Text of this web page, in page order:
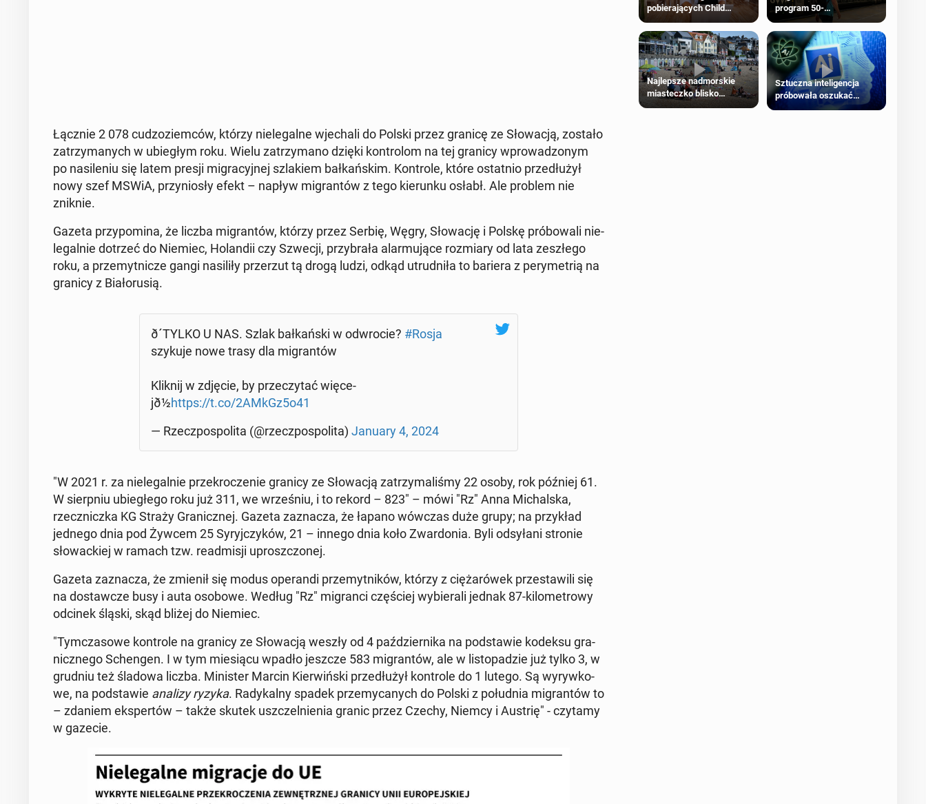
Łącznie 2 078 cu­dzo­ziem­ców, którzy nie­le­gal­ne wje­cha­li do Polski przez granicę ze Sło­wa­cją, zostało
za­trzy­ma­nych w ubie­głym roku. Wielu za­trzy­ma­no dzięki kon­tro­lom na tej granicy wpro­wa­dzo­nym
po na­si­le­niu się latem presji mi­gra­cyj­nej szla­kiem bał­kań­skim. Kon­tro­le, które ostat­nio prze­dłu­żył
nowy szef MSWiA, przy­nio­sły efekt – napływ mi­gran­tów z tego kie­run­ku osłabł. Ale problem nie
zniknie.
Gazeta przy­po­mi­na, że liczba mi­gran­tów, którzy przez Serbię, Węgry, Sło­wa­cję i Polskę pró­bo­wa­li nie­
le­gal­nie dotrzeć do Niemiec, Ho­lan­dii czy Szwecji, przy­bra­ła alar­mu­ją­ce roz­mia­ry od lata ze­szłe­go
roku, a prze­myt­ni­cze gangi na­si­li­ły prze­rzut tą drogą ludzi, odkąd utrud­ni­ła to bariera z pe­ry­me­trią na
granicy z Bia­ło­ru­sią.
ð´TYL­KO U NAS. Szlak bał­kań­ski w od­wro­cie? #Rosja
szykuje nowe trasy dla mi­gran­tów
Kliknij w zdjęcie, by prze­czy­tać wię­ce­
jð½https://t.co/2AMkGz5o41
— Rzecz­po­spo­li­ta (@rzecz­po­spo­li­ta) January 4, 2024
"W 2021 r. za nie­le­gal­nie prze­kro­cze­nie granicy ze Sło­wa­cją za­trzy­ma­li­śmy 22 osoby, rok później 61.
W sierp­niu ubie­głe­go roku już 311, we wrze­śniu, i to rekord – 823" – mówi "Rz" Anna Mi­chal­ska,
rzecz­nicz­ka KG Straży Gra­nicz­nej. Gazeta za­zna­cza, że łapano wówczas duże grupy; na przy­kład
jednego dnia pod Żywcem 25 Sy­ryj­czy­ków, 21 – innego dnia koło Zwar­do­nia. Byli od­sy­ła­ni stronie
sło­wac­kiej w ramach tzw. re­ad­mi­sji uprosz­czo­nej.
Gazeta za­zna­cza, że zmienił się modus ope­ran­di prze­myt­ni­ków, którzy z cię­ża­ró­wek prze­sta­wi­li się
na do­staw­cze busy i auta osobowe. Według "Rz" mi­gran­ci czę­ściej wy­bie­ra­li jednak 87-ki­lo­me­tro­wy
odcinek śląski, skąd bliżej do Niemiec.
"Tym­cza­so­we kon­tro­le na granicy ze Sło­wa­cją weszły od 4 paź­dzier­ni­ka na pod­sta­wie kodeksu gra­
nicz­ne­go Schen­gen. I w tym mie­sią­cu wpadło jeszcze 583 mi­gran­tów, ale w li­sto­pa­dzie już tylko 3, w
grudniu też śladowa liczba. Mi­ni­ster Marcin Kier­wiń­ski prze­dłu­żył kon­tro­le do 1 lutego. Są wy­ryw­ko­
we, na pod­sta­wie analizy ryzyka. Ra­dy­kal­ny spadek prze­my­ca­nych do Polski z po­łu­dnia mi­gran­tów to
– zdaniem eks­per­tów – także skutek uszczel­nie­nia granic przez Czechy, Niemcy i Austrię" - czytamy
w gazecie.
pobierających Child
Benefit. Mogą być
zobowiązani do zwrotu
zasiłku
program 50-
procentowych zniżek
kolejowych na 18-latków
Najlepsze nadmorskie
miasteczko blisko
Sztuczna inteligencja
próbowała oszukać
człowieka